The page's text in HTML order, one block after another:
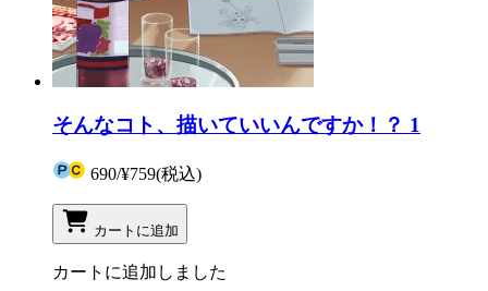
そんなコト、描いていいんですか！？ 1
690/¥759(税込)
カートに追加
カートに追加しました